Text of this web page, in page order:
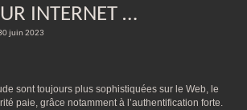
INTERNET …
juin 2023
sont toujours plus sophistiquées sur le Web, le
paie, grâce notamment à l’authentification forte.